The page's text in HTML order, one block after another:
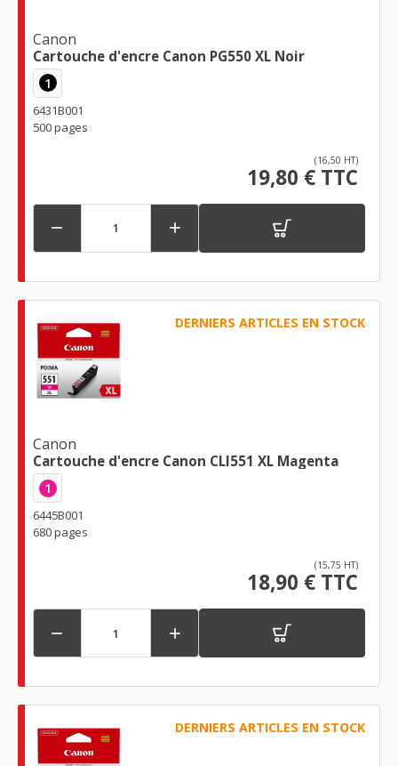
Canon
Cartouche d'encre Canon PG550 XL Noir
1
6431B001
500 pages
(16,50 HT)
19,80 € TTC
 
DERNIERS ARTICLES EN STOCK
Canon
Cartouche d'encre Canon CLI551 XL Magenta
1
6445B001
680 pages
(15,75 HT)
18,90 € TTC
 
DERNIERS ARTICLES EN STOCK